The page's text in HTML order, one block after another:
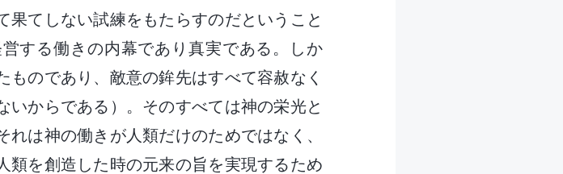
てしない試練をもたらすのだということ
する働きの内幕であり真実である。しか
ものであり、敵意の鉾先はすべて容赦なく
いからである）。そのすべては神の栄光と
は神の働きが人類だけのためではなく、
類を創造した時の元来の旨を実現するため